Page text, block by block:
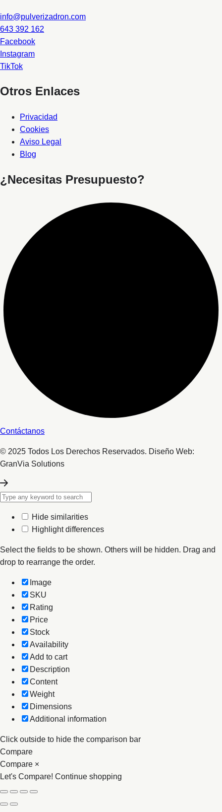
info@pulverizadron.com
643 392 162
Facebook
Instagram
TikTok
Otros Enlaces
Privacidad
Cookies
Aviso Legal
Blog
¿Necesitas Presupuesto?
Contáctanos
© 2025 Todos Los Derechos Reservados. Diseño Web:
GranVia Solutions
Hide similarities
Highlight differences
Select the fields to be shown. Others will be hidden. Drag and
drop to rearrange the order.
Image
SKU
Rating
Price
Stock
Availability
Add to cart
Description
Content
Weight
Dimensions
Additional information
Click outside to hide the comparison bar
Compare
Compare ×
Let's Compare! Continue shopping